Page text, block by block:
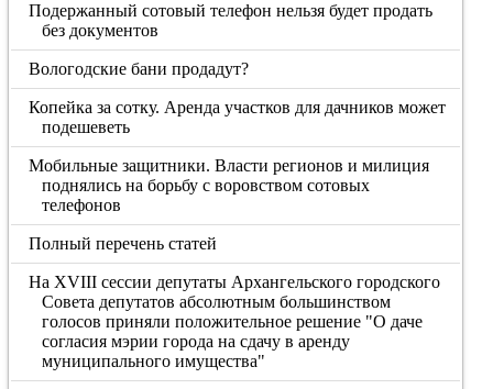
Подержанный сотовый телефон нельзя будет продать
без документов
Вологодские бани продадут?
Копейка за сотку. Аренда участков для дачников может
подешеветь
Мобильные защитники. Власти регионов и милиция
поднялись на борьбу с воровством сотовых
телефонов
Полный перечень статей
На XVIII сессии депутаты Архангельского городского
Совета депутатов абсолютным большинством
голосов приняли положительное решение "О даче
согласия мэрии города на сдачу в аренду
муниципального имущества"